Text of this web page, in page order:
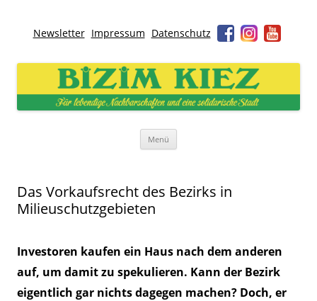
Newsletter Impressum Datenschutz
Bizim Kiez – Unser Kiez
Für lebendige Nachbarschaften und eine solidarische Stadt
Menü
Das Vorkaufsrecht des Bezirks in
Milieuschutzgebieten
Investoren kaufen ein Haus nach dem anderen
auf, um damit zu spekulieren. Kann der Bezirk
eigentlich gar nichts dagegen machen? Doch, er